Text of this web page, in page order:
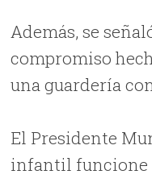
Además, se
compromiso
una guardería
El Presidente
infantil funcione